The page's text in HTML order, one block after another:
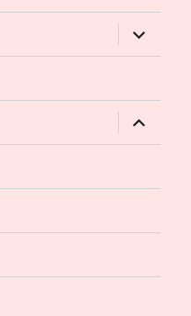
ouvrir
le
sous-
ouvrir
le
sous-